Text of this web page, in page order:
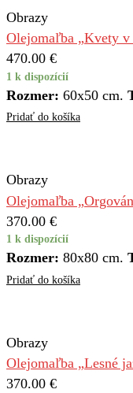
Obrazy
Olejomaľba „Kvety v
470.00 €
1 k dispozícií
Rozmer: 60x50 cm.
Pridať do košíka
Obrazy
Olejomaľba
370.00 €
1 k dispozícií
Rozmer: 80x80 cm.
Pridať do košíka
Obrazy
Olejomaľba „Lesné
370.00 €